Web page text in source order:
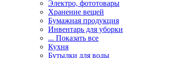
Электро, фототовары
Хранение вещей
Бумажная продукция
Инвентарь для уборки
... Показать все
Кухня
Бутылки для воды